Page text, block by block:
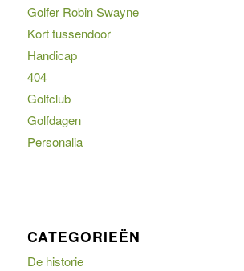
Golfer Robin Swayne
Kort tussendoor
Handicap
404
Golfclub
Golfdagen
Personalia
CATEGORIEËN
De historie